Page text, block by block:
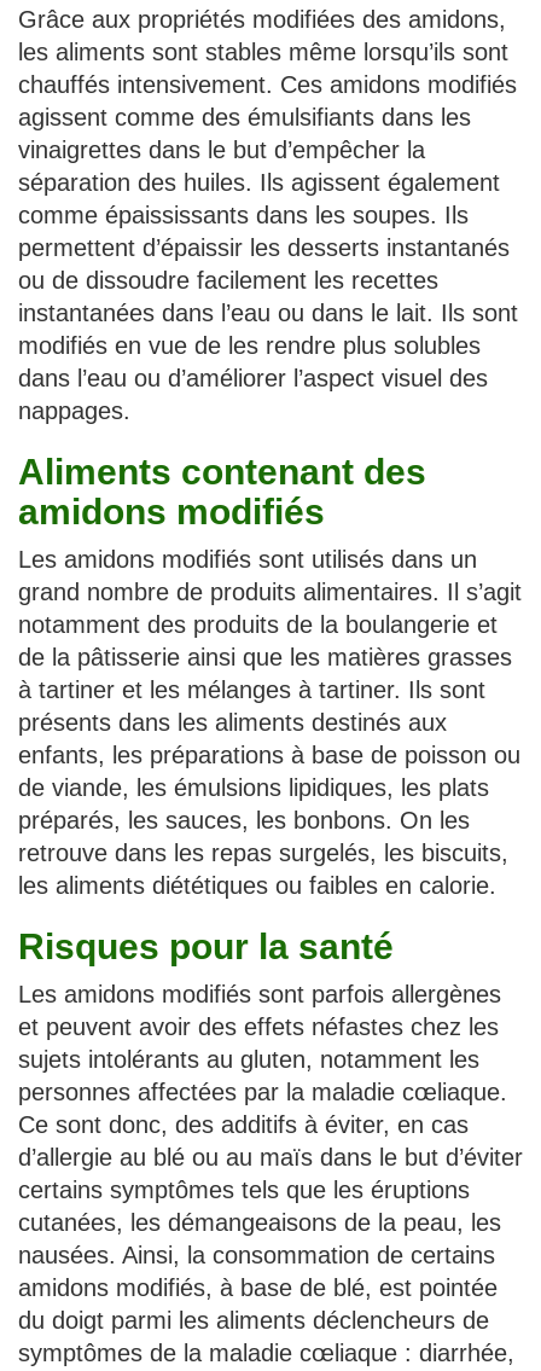
Grâce aux propriétés modifiées des amidons,
les aliments sont stables même lorsqu’ils sont
chauffés intensivement. Ces amidons modifiés
agissent comme des émulsifiants dans les
vinaigrettes dans le but d’empêcher la
séparation des huiles. Ils agissent également
comme épaississants dans les soupes. Ils
permettent d’épaissir les desserts instantanés
ou de dissoudre facilement les recettes
instantanées dans l’eau ou dans le lait. Ils sont
modifiés en vue de les rendre plus solubles
dans l’eau ou d’améliorer l’aspect visuel des
nappages.
Aliments contenant des
amidons modifiés
Les amidons modifiés sont utilisés dans un
grand nombre de produits alimentaires. Il s’agit
notamment des produits de la boulangerie et
de la pâtisserie ainsi que les matières grasses
à tartiner et les mélanges à tartiner. Ils sont
présents dans les aliments destinés aux
enfants, les préparations à base de poisson ou
de viande, les émulsions lipidiques, les plats
préparés, les sauces, les bonbons. On les
retrouve dans les repas surgelés, les biscuits,
les aliments diététiques ou faibles en calorie.
Risques pour la santé
Les amidons modifiés sont parfois allergènes
et peuvent avoir des effets néfastes chez les
sujets intolérants au gluten, notamment les
personnes affectées par la maladie cœliaque.
Ce sont donc, des additifs à éviter, en cas
d’allergie au blé ou au maïs dans le but d’éviter
certains symptômes tels que les éruptions
cutanées, les démangeaisons de la peau, les
nausées. Ainsi, la consommation de certains
amidons modifiés, à base de blé, est pointée
du doigt parmi les aliments déclencheurs de
symptômes de la maladie cœliaque : diarrhée,